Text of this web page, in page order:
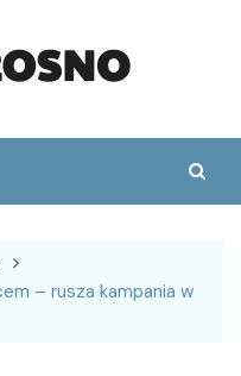
– rusza kampania w